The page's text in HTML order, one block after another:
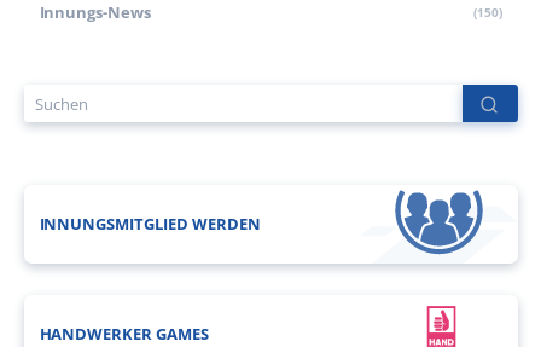
Innungs-News (150)
INNUNGSMITGLIED WERDEN
HANDWERKER GAMES